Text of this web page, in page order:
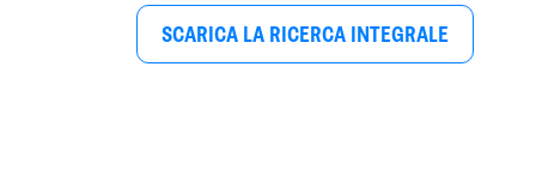
SCARICA LA RICERCA INTEGRALE